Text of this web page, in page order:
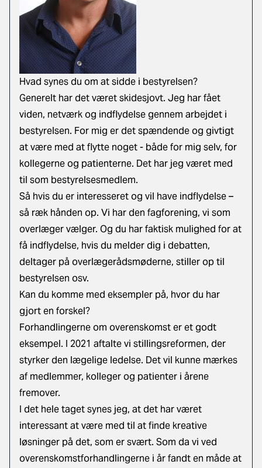
Hvad synes du om at sidde i bestyrelsen?
Generelt har det været skidesjovt. Jeg har fået
viden, netværk og indflydelse gennem arbejdet i
bestyrelsen. For mig er det spændende og givtigt
at være med at flytte noget - både for mig selv, for
kollegerne og patienterne. Det har jeg været med
til som bestyrelsesmedlem.
Så hvis du er interesseret og vil have indflydelse –
så ræk hånden op. Vi har den fagforening, vi som
overlæger vælger. Og du har faktisk mulighed for at
få indflydelse, hvis du melder dig i debatten,
deltager på overlægerådsmøderne, stiller op til
bestyrelsen osv.
Kan du komme med eksempler på, hvor du har
gjort en forskel?
Forhandlingerne om overenskomst er et godt
eksempel. I 2021 aftalte vi stillingsreformen, der
styrker den lægelige ledelse. Det vil kunne mærkes
af medlemmer, kolleger og patienter i årene
fremover.
I det hele taget synes jeg, at det har været
interessant at være med til at finde kreative
løsninger på det, som er svært. Som da vi ved
overenskomstforhandlingerne i år fandt en måde at